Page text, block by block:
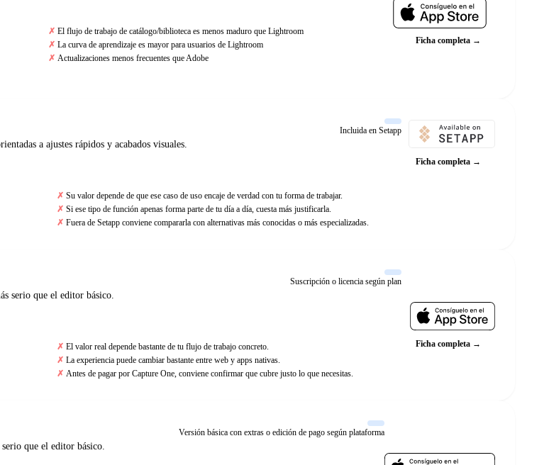
El flujo de trabajo de catálogo/biblioteca es menos maduro que Lightroom
La curva de aprendizaje es mayor para usuarios de Lightroom
Actualizaciones menos frecuentes que Adobe
Ficha completa →
a ajustes rápidos y acabados visuales.
Incluida en Setapp
Su valor depende de que ese caso de uso encaje de verdad con tu forma de trabajar.
Si ese tipo de función apenas forma parte de tu día a día, cuesta más justificarla.
Fuera de Setapp conviene compararla con alternativas más conocidas o más especializadas.
Ficha completa →
serio que el editor básico.
Suscripción o licencia según plan
El valor real depende bastante de tu flujo de trabajo concreto.
La experiencia puede cambiar bastante entre web y apps nativas.
Antes de pagar por Capture One, conviene confirmar que cubre justo lo que necesitas.
Ficha completa →
que el editor básico.
Versión básica con extras o edición de pago según plataforma